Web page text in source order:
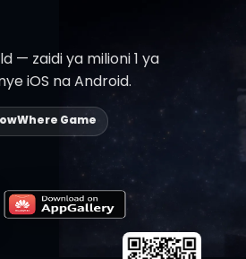
— zaidi ya milioni 1 ya
iOS na Android.
Game